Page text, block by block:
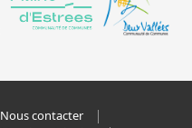
Nous contacter